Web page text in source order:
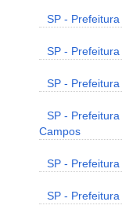
SP -
SP -
SP -
SP -
Campos
SP -
SP -